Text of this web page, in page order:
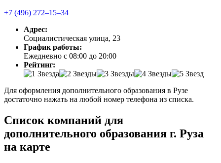
+7 (496) 272‒15‒34
Адрес:
Социалистическая улица, 23
График работы:
Ежедневно с 08:00 до 20:00
Рейтинг:
Для оформления дополнительного образования в Рузе
достаточно нажать на любой номер телефона из списка.
Список компаний для
дополнительного образования г. Руза
на карте